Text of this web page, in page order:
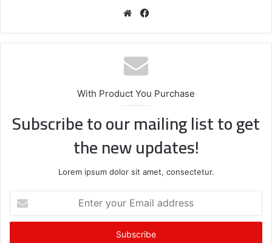
We
te
bo
With Product You Purchase
Subscribe to our mailing list to get
the new updates!
Lorem ipsum dolor sit amet, consectetur.
t